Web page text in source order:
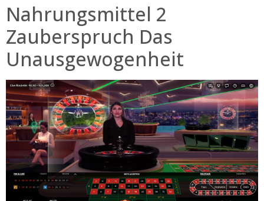
Nahrungsmittel 2
Zauberspruch Das
Unausgewogenheit